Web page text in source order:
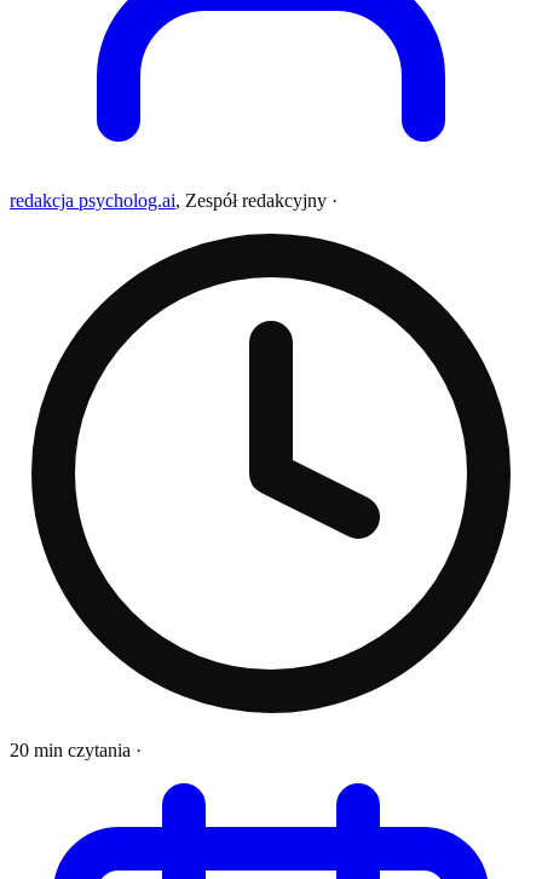
redakcja psycholog.ai, Zespół redakcyjny ·
20 min czytania ·